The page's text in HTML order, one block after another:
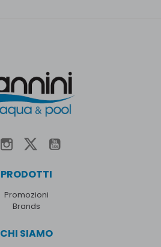
PRODOTTI
Promozioni
Brands
CHI SIAMO